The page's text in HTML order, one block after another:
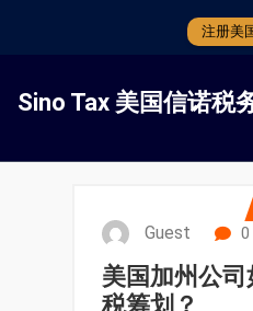
注册美
Sino Tax 美国信诺税
Guest 0
美国加州公
税筹划？